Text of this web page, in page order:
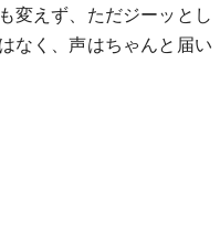
変えず、ただジーッとし
なく、声はちゃんと届い